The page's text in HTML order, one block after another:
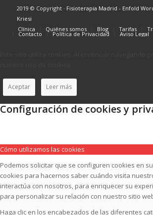
2019 © Copyright · Fisioterapia Madrid - Enfold
Kriesi
Clínica
Quiénes somos Blog Tarifas
Contacto Política de Privacidad Aviso Legal
Aceptar Leer más
Configuración de cookies y
Cómo utilizamos las cookies
Podemos solicitar que se configuren cookies en
cookies para hacernos saber cuándo visita
interactúa con nosotros, para enriquecer su
para personalizar su relación con nuestro sitio
Haga clic en los encabezados de las diferentes